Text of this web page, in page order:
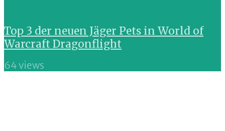
Top 3 der neuen Jäger Pets in World of
Warcraft Dragonflight
64 views